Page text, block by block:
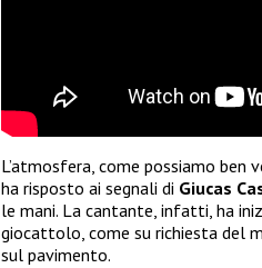
L’atmosfera, come possiamo ben
ha risposto ai segnali di Giucas
le mani. La cantante, infatti, ha
giocattolo, come su richiesta del
sul pavimento.